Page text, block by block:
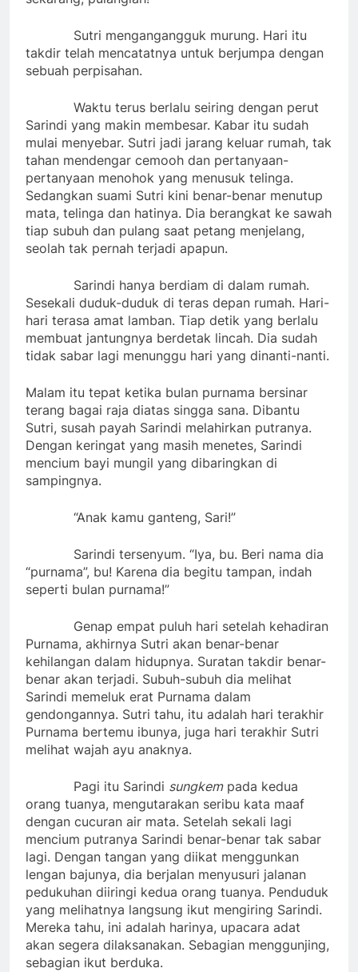
Sutri mengangangguk murung. Hari itu
takdir telah mencatatnya untuk berjumpa dengan
sebuah perpisahan.
Waktu terus berlalu seiring dengan perut
Sarindi yang makin membesar. Kabar itu sudah
mulai menyebar. Sutri jadi jarang keluar rumah, tak
tahan mendengar cemooh dan pertanyaan-
pertanyaan menohok yang menusuk telinga.
Sedangkan suami Sutri kini benar-benar menutup
mata, telinga dan hatinya. Dia berangkat ke sawah
tiap subuh dan pulang saat petang menjelang,
seolah tak pernah terjadi apapun.
Sarindi hanya berdiam di dalam rumah.
Sesekali duduk-duduk di teras depan rumah. Hari-
hari terasa amat lamban. Tiap detik yang berlalu
membuat jantungnya berdetak lincah. Dia sudah
tidak sabar lagi menunggu hari yang dinanti-nanti.
Malam itu tepat ketika bulan purnama bersinar
terang bagai raja diatas singga sana. Dibantu
Sutri, susah payah Sarindi melahirkan putranya.
Dengan keringat yang masih menetes, Sarindi
mencium bayi mungil yang dibaringkan di
sampingnya.
“Anak kamu ganteng, Sari!”
Sarindi tersenyum. “Iya, bu. Beri nama dia
“purnama”, bu! Karena dia begitu tampan, indah
seperti bulan purnama!”
Genap empat puluh hari setelah kehadiran
Purnama, akhirnya Sutri akan benar-benar
kehilangan dalam hidupnya. Suratan takdir benar-
benar akan terjadi. Subuh-subuh dia melihat
Sarindi memeluk erat Purnama dalam
gendongannya. Sutri tahu, itu adalah hari terakhir
Purnama bertemu ibunya, juga hari terakhir Sutri
melihat wajah ayu anaknya.
Pagi itu Sarindi sungkempada kedua
orang tuanya, mengutarakan seribu kata maaf
dengan cucuran air mata. Setelah sekali lagi
mencium putranya Sarindi benar-benar tak sabar
lagi. Dengan tangan yang diikat menggunkan
lengan bajunya, dia berjalan menyusuri jalanan
pedukuhan diiringi kedua orang tuanya. Penduduk
yang melihatnya langsung ikut mengiring Sarindi.
Mereka tahu, ini adalah harinya, upacara adat
akan segera dilaksanakan. Sebagian menggunjing,
sebagian ikut berduka.